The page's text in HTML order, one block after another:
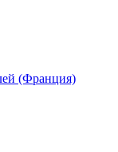
(Франция)